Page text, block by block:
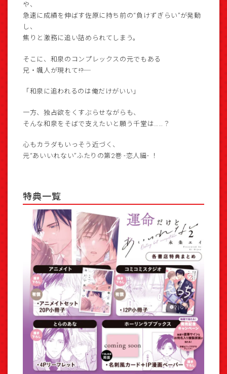
や、
急速に成績を伸ばす佐原に持ち前の“負けずぎらい”が発動
し、
焦りと激務に追い詰められてしまう。
そこに、和泉のコンプレックスの元でもある
兄・颯人が現れて――!?
「和泉に追われるのは俺だけがいい」
一方、独占欲をくすぶらせながらも、
そんな和泉をそばで支えたいと願う千堂は……？
心もカラダもいっそう近づく、
元“あいいれない”ふたりの第2巻 -恋人編- ！
特典一覧